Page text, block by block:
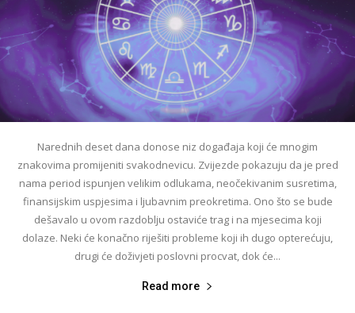
Narednih deset dana donose niz događaja koji će mnogim
znakovima promijeniti svakodnevicu. Zvijezde pokazuju da je pred
nama period ispunjen velikim odlukama, neočekivanim susretima,
finansijskim uspjesima i ljubavnim preokretima. Ono što se bude
dešavalo u ovom razdoblju ostaviće trag i na mjesecima koji
dolaze. Neki će konačno riješiti probleme koji ih dugo opterećuju,
drugi će doživjeti poslovni procvat, dok će...
Read more